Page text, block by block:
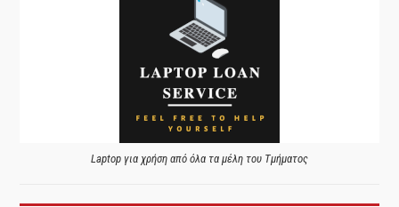
Laptop για χρήση από όλα τα μέλη του Τμήματος